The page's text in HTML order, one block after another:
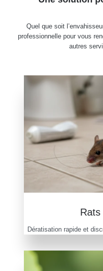
Quel que soit
professionnelle pour vous
autres
Dératisation rapide et